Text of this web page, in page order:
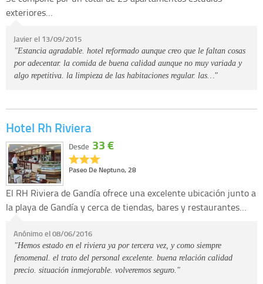
exteriores…
Javier el 13/09/2015
"Estancia agradable. hotel reformado aunque creo que le faltan cosas
por adecentar. la comida de buena calidad aunque no muy variada y
algo repetitiva. la limpieza de las habitaciones regular. las…"
Hotel Rh Riviera
Paseo De Neptuno, 28
Desde 33 €
El RH Riviera de Gandía ofrece una excelente ubicación junto a
la playa de Gandía y cerca de tiendas, bares y restaurantes…
Anónimo el 08/06/2016
"Hemos estado en el riviera ya por tercera vez, y como siempre
fenomenal. el trato del personal excelente. buena relación calidad
precio. situación inmejorable. volveremos seguro."